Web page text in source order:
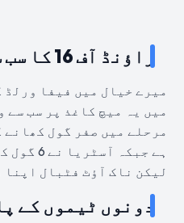
راؤنڈ آف 16 کا سب سے واضح میچ
میں یہ میچ کاغذ پر سب
مرحلے میں صفر گول کھانے
ہے جبکہ
لیکن ناک آؤٹ فٹبال اپنا
دونوں ٹیموں کے